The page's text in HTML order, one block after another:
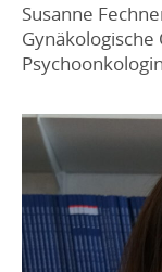
Susanne